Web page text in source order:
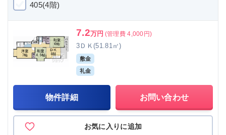
405(4階)
7.2万円 (管理費 4,000円)
3ＤＫ(51.81㎡)
敷金
礼金
物件詳細 お問い合わせ
お気に入りに追加